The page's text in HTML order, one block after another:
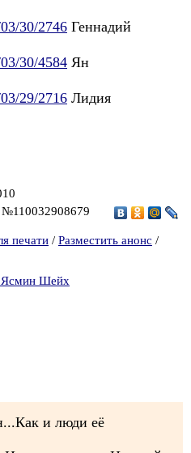
30/2746 Геннадий
30/4584 Ян
29/2716 Лидия
№110032908679
печати / Разместить анонс /
Ясмин Шейх
и люди её